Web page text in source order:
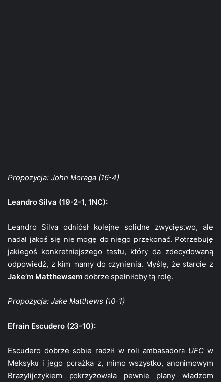
Propozycja: John Moraga (16-4)
Leandro Silva (19-2-1, 1NC):
Leandro Silva odniósł kolejne solidne zwycięstwo, ale
nadal jakoś się nie mogę do niego przekonać. Potrzebuję
jakiegoś konkretniejszego testu, który da zdecydowaną
odpowiedź, z kim mamy do czynienia. Myślę, że starcie z
Jake’m Matthewsem dobrze spełniłoby tą rolę.
Propozycja: Jake Matthews (10-1)
Efrain Escudero (23-10):
Escudero dobrze sobie radził w roli ambasadora UFCw
Meksyku i jego porażka z, mimo wszystko, anonimowym
Brazylijczykiem pokrzyżowała pewnie plany władzom